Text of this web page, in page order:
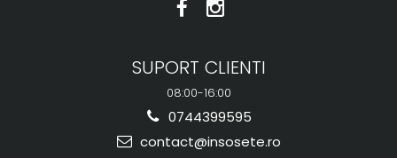
SUPORT CLIENTI
08:00-16:00
0744399595
contact@insosete.ro